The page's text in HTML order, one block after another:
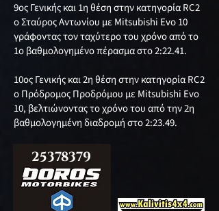
9ος Γενικής και 1η θέση στην κατηγορία RC2
ο Σταύρος Αντωνίου με Mitsubishi Evo 10
γράφοντας τον ταχύτερο του χρόνο από το
1ο βαθμολογημένο πέρασμα στο 2:22.41.
10ος Γενικής και 2η θέση στην κατηγορία RC2
ο Πρόδρομος Προδρόμου με Mitsubishi Evo
10, βελτιώνοντας το χρόνο του από την 2η
βαθμολογημένη διαδρομή στο 2:23.49.
25378379